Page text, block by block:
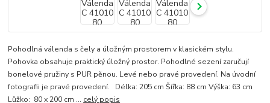
Pohodlná válenda s čely a úložným prostorem v klasickém stylu.
Pohovka obsahuje praktický úložný prostor. Pohodlné sezení zaručují
bonelové pružiny s PUR pěnou. Levé nebo pravé provedení. Na úvodní
fotografii je pravé provedení. Délka: 205 cm Šířka: 88 cm Výška: 63 cm
Lůžko: 80 x 200 cm ... celý popis